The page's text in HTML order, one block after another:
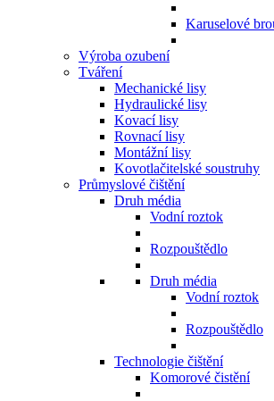
Karuselové
Výroba ozubení
Tváření
Mechanické lisy
Hydraulické lisy
Kovací lisy
Rovnací lisy
Montážní lisy
Kovotlačitelské soustruhy
Průmyslové čištění
Druh média
Vodní roztok
Rozpouštědlo
Druh média
Vodní roztok
Rozpouštědlo
Technologie čištění
Komorové čistění